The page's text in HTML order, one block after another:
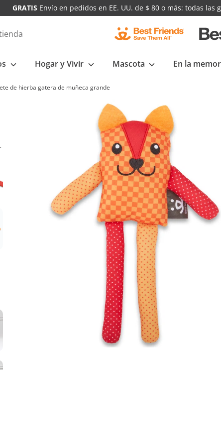
GRATIS Envío en pedidos en EE. UU. de $ 80 o más: todas
Hogar y Vivir Mascota En la
de hierba gatera de muñeca grande
Reproducir